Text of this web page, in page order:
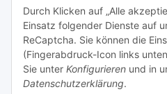
Durch Klicken auf „Alle
Einsatz folgender Dienste auf
ReCaptcha. Sie können die
(Fingerabdruck-Icon links
Sie unter Konfigurieren und in
Datenschutzerklärung.